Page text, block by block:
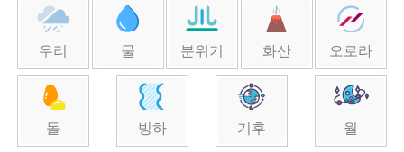
우리 물 분위기 화산 오로라
돌 빙하 기후 월